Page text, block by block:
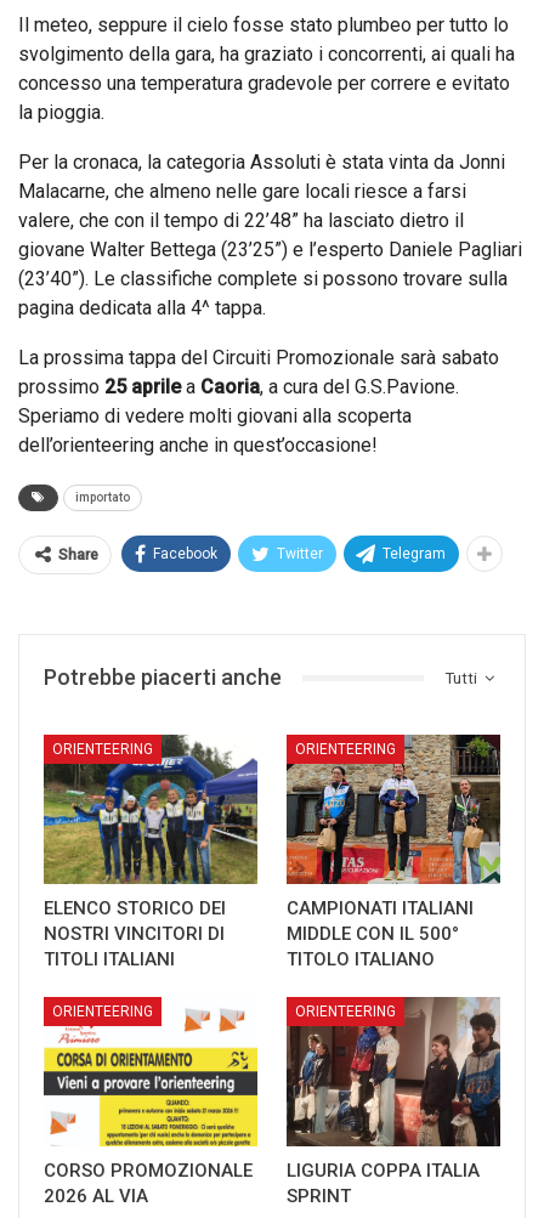
Il meteo, seppure il cielo fosse stato plumbeo per tutto lo
svolgimento della gara, ha graziato i concorrenti, ai quali ha
concesso una temperatura gradevole per correre e evitato
la pioggia.
Per la cronaca, la categoria Assoluti è stata vinta da Jonni
Malacarne, che almeno nelle gare locali riesce a farsi
valere, che con il tempo di 22’48” ha lasciato dietro il
giovane Walter Bettega (23’25”) e l’esperto Daniele Pagliari
(23’40”). Le classifiche complete si possono trovare sulla
pagina dedicata alla 4^ tappa.
La prossima tappa del Circuiti Promozionale sarà sabato
prossimo 25 aprilea Caoria, a cura del G.S.Pavione.
Speriamo di vedere molti giovani alla scoperta
dell’orienteering anche in quest’occasione!
importato
Share Facebook Twitter Telegram
Tutti
Potrebbe piacerti anche
ORIENTEERING
ELENCO STORICO DEI
NOSTRI VINCITORI DI
TITOLI ITALIANI
ORIENTEERING
CAMPIONATI ITALIANI
MIDDLE CON IL 500°
TITOLO ITALIANO
ORIENTEERING
CORSO PROMOZIONALE
2026 AL VIA
ORIENTEERING
LIGURIA COPPA ITALIA
SPRINT